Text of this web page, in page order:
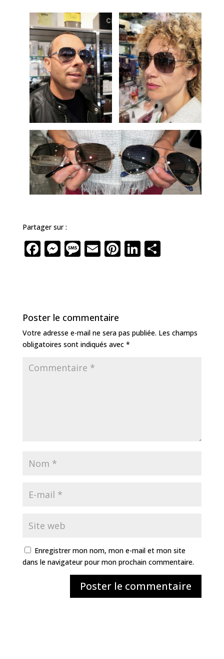
Partager sur :
F
b
o
o
k
M
n
g
e
r
M
g
e
E Pi
st
Li
n
P
r
Poster le commentaire
Votre adresse e-mail ne sera pas publiée. Les champs
obligatoires sont indiqués avec *
Enregistrer mon nom, mon e-mail et mon site
dans le navigateur pour mon prochain commentaire.